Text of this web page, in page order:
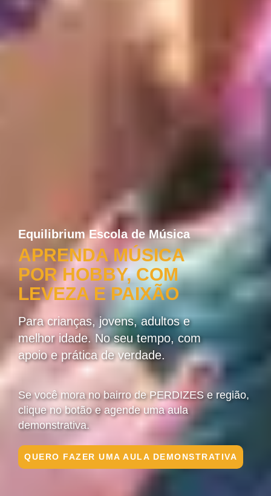
Equilibrium Escola de Música
APRENDA MÚSICA
POR HOBBY, COM
LEVEZA E PAIXÃO
Para crianças, jovens, adultos e
melhor idade. No seu tempo, com
apoio e prática de verdade.
Se você mora no bairro de PERDIZES e região,
clique no botão e agende uma aula
demonstrativa.
QUERO FAZER UMA AULA DEMONSTRATIVA